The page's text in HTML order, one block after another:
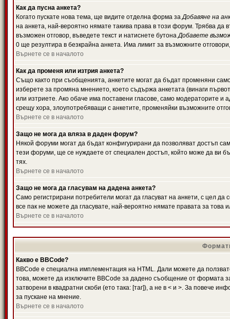
Как да пусна анкета?
Когато пускате нова тема, ще видите отделна форма заДобавяне на
на анкета, най-вероятно нямате такива права в този форум. Трябва да
възможен отговор, въведете текст и натиснете бутонаДобавете
0 ще резултира в безкрайна анкета. Има лимит за възможните
Върнете се в началото
Как да променя или изтрия анкета?
Също както при съобщенията, анкетите могат да бъдат променяни
изберете за промяна мнението, което съдържа анкетата (винаги
или изтриете. Ако обаче има поставени гласове, само модераторите и
срещу хора, злоупотребяващи с анкетите, променяйки възможните
Върнете се в началото
Защо не мога да вляза в даден форум?
Някой форуми могат да бъдат конфигурирани да позволяват достъп
тези форуми, ще се нуждаете от специален достъп, който може да ви
тях.
Върнете се в началото
Защо не мога да гласувам на дадена анкета?
Само регистрирани потребители могат да гласуват на анкети, с цел
все пак не можете да гласувате, най-вероятно нямате правата за това
Върнете се в началото
Какво е BBCode?
BBCode е специална имплементация на HTML. Дали можете да
това, можете да изключите BBCode за дадено съобщение от формата
затворени в квадратни скоби (ето така: [таг]), а не в < и >. За повече
за пускане на мнение.
Върнете се в началото